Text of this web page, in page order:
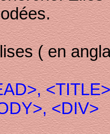
( en
<DIV>